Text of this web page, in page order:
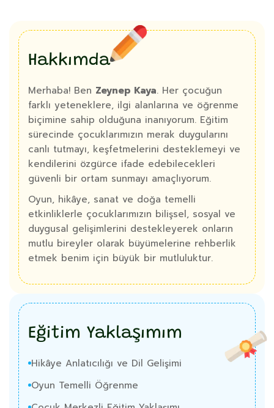
Hakkımda
Merhaba! Ben Zeynep Kaya. Her çocuğun
farklı yeteneklere, ilgi alanlarına ve öğrenme
biçimine sahip olduğuna inanıyorum. Eğitim
sürecinde çocuklarımızın merak duygularını
canlı tutmayı, keşfetmelerini desteklemeyi ve
kendilerini özgürce ifade edebilecekleri
güvenli bir ortam sunmayı amaçlıyorum.
Oyun, hikâye, sanat ve doğa temelli
etkinliklerle çocuklarımızın bilişsel, sosyal ve
duygusal gelişimlerini destekleyerek onların
mutlu bireyler olarak büyümelerine rehberlik
etmek benim için büyük bir mutluluktur.
Eğitim Yaklaşımım
Hikâye Anlatıcılığı ve Dil Gelişimi
Oyun Temelli Öğrenme